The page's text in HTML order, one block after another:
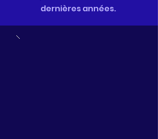
dernières années.